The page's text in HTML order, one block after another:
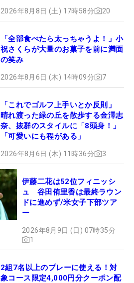
2026年8月8日 (土) 17時58分 20
「全部食べたら太っちゃうよ！」小
祝さくらが大量のお菓子を前に満面
の笑み
2026年8月6日 (木) 14時09分 7
「これでゴルフ上手いとか反則」
晴れ渡った緑の丘を散歩する金澤志
奈、抜群のスタイルに「8頭身！」
「可愛いにも程がある」
2026年8月6日 (木) 11時36分 3
伊藤二花は52位フィニッシ
ュ 谷田侑里香は最終ラウン
ドに進めず/米女子下部ツア
ー
2026年8月9日 (日) 07時35分
1
2組7名以上のプレーに使える！対
象コース限定4,000円分クーポン配